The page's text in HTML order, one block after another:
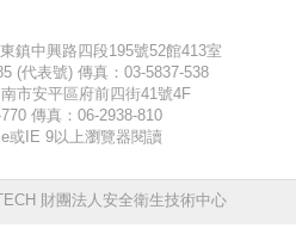
鎮中興路四段195號52館413室
(代表號) 傳真：03-5837-538
市安平區府前四街41號4F
傳真：06-2938-810
或IE 9以上瀏覽器閱讀
財團法人安全衛生技術中心